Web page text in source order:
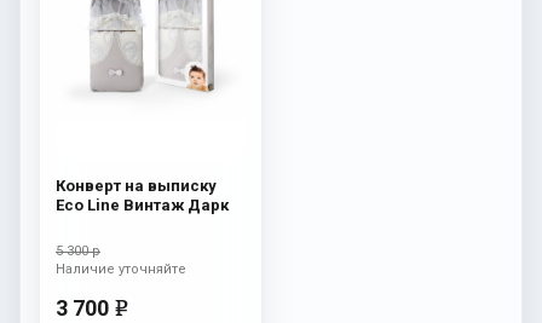
Конверт на выписку
Eco Line Винтаж Дарк
5 300 р
3 700 e
Наличие уточняйте